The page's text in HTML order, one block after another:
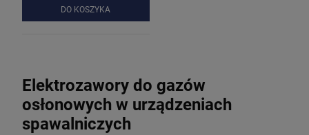
DO KOSZYKA
Elektrozawory do gazów
osłonowych w urządzeniach
spawalniczych